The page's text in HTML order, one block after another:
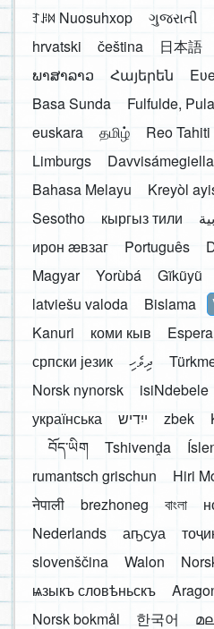
ꆈꌠ꒿ Nuosuhxop
ગુજરાતી
hrvatski
čeština 日本語
ພາສາລາວ
Հայերեն
Basa Sunda
Fulfulde,
euskara
தமிழ் Reo Tahiti
Limburgs
Davvisámegiella
Bahasa Melayu
Kreyòl
Sesotho
кыргыз тили
ирон æвзаг
Português
Magyar
Yorùbá Gĩkũyũ
latviešu valoda
Bislama
Kanuri
коми кыв
српски језик
ދިވެހި
Norsk nynorsk
isiNdebele
українська
ייִדיש zbek
བོད་ཡིག
Tshivenḓa
rumantsch grischun
Hiri
नेपाली
brezhoneg বাংলা
Nederlands
аҧсуа
slovenščina
Walon
ѩзыкъ словѣньскъ
Norsk bokmål
한국어